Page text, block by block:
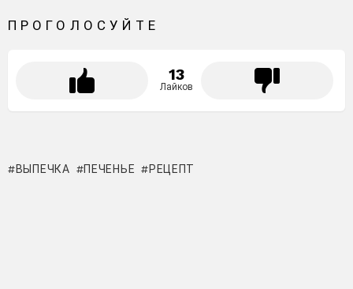
ПРОГОЛОСУЙТЕ
13
Лайков
ВЫПЕЧКА ПЕЧЕНЬЕ РЕЦЕПТ